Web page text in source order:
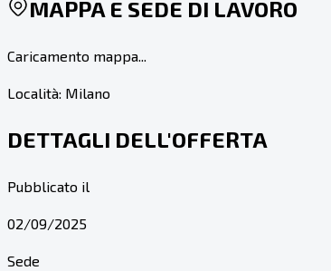
MAPPA E SEDE DI LAVORO
Caricamento mappa...
Località: Milano
DETTAGLI DELL'OFFERTA
Pubblicato il
02/09/2025
Sede